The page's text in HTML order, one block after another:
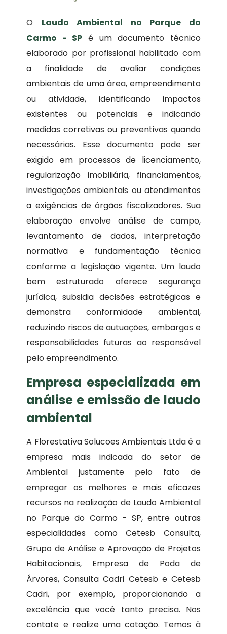
O Laudo Ambiental no Parque do
Carmo - SP é um documento técnico
elaborado por profissional habilitado com
a finalidade de avaliar condições
ambientais de uma área, empreendimento
ou atividade, identificando impactos
existentes ou potenciais e indicando
medidas corretivas ou preventivas quando
necessárias. Esse documento pode ser
exigido em processos de licenciamento,
regularização imobiliária, financiamentos,
investigações ambientais ou atendimentos
a exigências de órgãos fiscalizadores. Sua
elaboração envolve análise de campo,
levantamento de dados, interpretação
normativa e fundamentação técnica
conforme a legislação vigente. Um laudo
bem estruturado oferece segurança
jurídica, subsidia decisões estratégicas e
demonstra conformidade ambiental,
reduzindo riscos de autuações, embargos e
responsabilidades futuras ao responsável
pelo empreendimento.
Empresa especializada em
análise e emissão de laudo
ambiental
A Florestativa Solucoes Ambientais Ltda é a
empresa mais indicada do setor de
Ambiental justamente pelo fato de
empregar os melhores e mais eficazes
recursos na realização de Laudo Ambiental
no Parque do Carmo - SP, entre outras
especialidades como Cetesb Consulta,
Grupo de Análise e Aprovação de Projetos
Habitacionais, Empresa de Poda de
Árvores, Consulta Cadri Cetesb e Cetesb
Cadri, por exemplo, proporcionando a
excelência que você tanto precisa. Nos
contate e realize uma cotação. Temos à